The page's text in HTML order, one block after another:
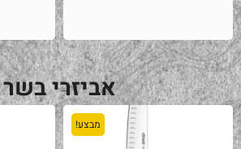
אביזרי בשר
מבצע!